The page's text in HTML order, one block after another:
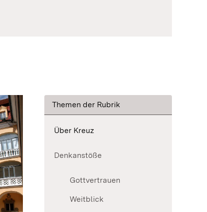
Themen der Rubrik
Über Kreuz
Denkanstöße
Gottvertrauen
Weitblick